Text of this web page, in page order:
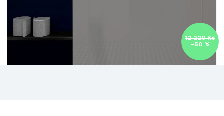
12 220 Kč
–50 %